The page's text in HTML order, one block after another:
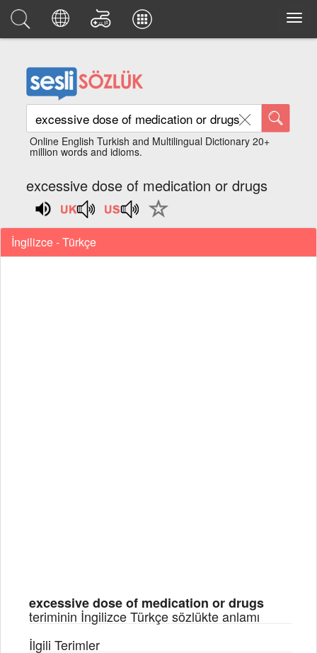
Online English Turkish and Multilingual Dictionary 20+
million words and idioms.
excessive dose of medication or drugs
İngilizce - Türkçe
excessive dose of medication or drugs
teriminin İngilizce Türkçe sözlükte anlamı
İlgili Terimler